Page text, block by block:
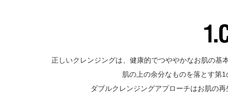
正しいクレンジングは、健康的でつややかなお肌の基
肌の上の余分なものを落とす第
ダブルクレンジングアプローチはお肌の